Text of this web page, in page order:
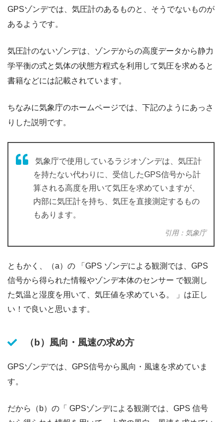
GPSゾンデでは、気圧計のあるものと、そうでないものが
あるようです。
気圧計のないゾンデは、ゾンデからの高度データから静力
学平衡の式と気体の状態方程式を利用して気圧を求めると
書籍などには記載されています。
ちなみに気象庁のホームページでは、下記のようにあっさ
りした説明です。
気象庁で使用しているラジオゾンデは、気圧計
を持たない代わりに、受信したGPS信号から計
算される高度を用いて気圧を求めていますが、
内部に気圧計を持ち、気圧を直接測定するもの
もあります。
引用：気象庁
ともかく、（a）の 「GPS ゾンデによる観測では、GPS
信号から得られた情報やゾンデ本体のセンサー で観測し
た気温と湿度を⽤いて、気圧値を求めている。 」は正し
い！で良いと思います。
（b）風向・風速の求め方
GPSゾンデでは、GPS信号から風向・風速を求めていま
す。
だから（b）の「 GPSゾンデによる観測では、GPS 信号